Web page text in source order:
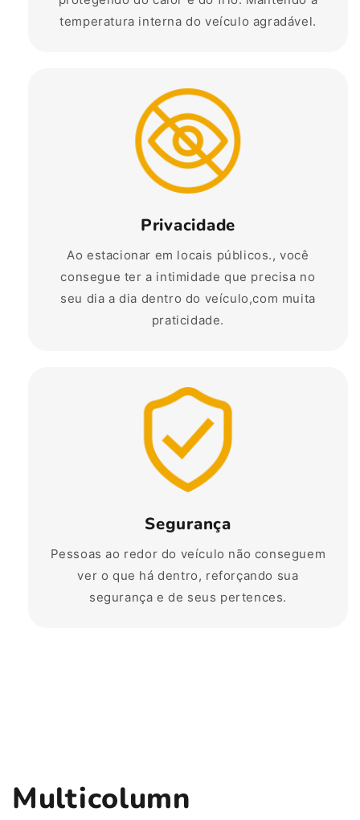
temperatura interna do veículo agradável.
Privacidade
Ao estacionar em locais públicos., você
consegue ter a intimidade que precisa no
seu dia a dia dentro do veículo,com muita
praticidade.
Segurança
Pessoas ao redor do veículo não conseguem
ver o que há dentro, reforçando sua
segurança e de seus pertences.
Multicolumn